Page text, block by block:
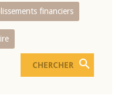
financiers